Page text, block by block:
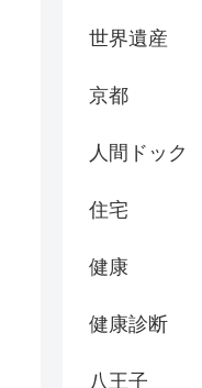
世界遺産
京都
人間ドック
住宅
健康
健康診断
八王子